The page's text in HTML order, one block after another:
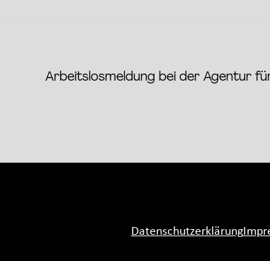
Arbeitslosmeldung bei der Agentur
Datenschutzerklärung